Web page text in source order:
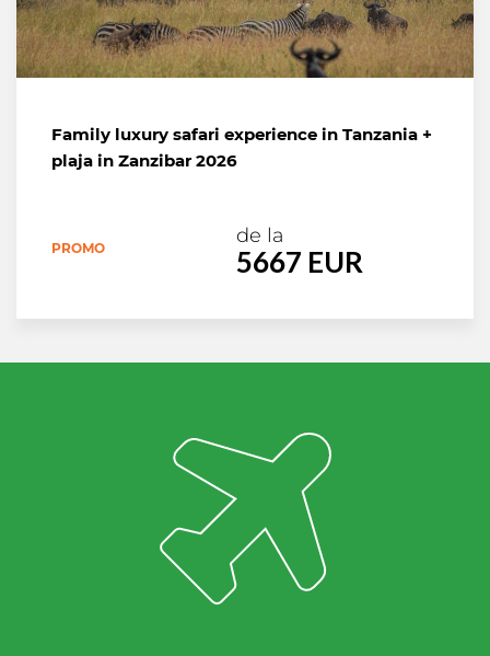
Family luxury safari experience in Tanzania +
plaja in Zanzibar 2026
PROMO
de la
5667 EUR